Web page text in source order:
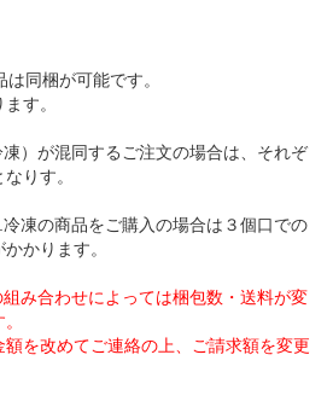
同梱が可能です。
す。
）が混同するご注文の場合は、それぞ
りす。
凍の商品をご購入の場合は３個口での
かります。
み合わせによっては梱包数・送料が変
額を改めてご連絡の上、ご請求額を変更